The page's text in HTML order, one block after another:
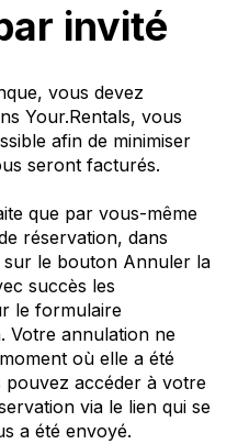
invité
vous devez
Your.Rentals, vous
afin de minimiser
seront facturés.
que par vous-même
réservation, dans
sur le bouton Annuler la
succès les
le formulaire
Votre annulation ne
où elle a été
pouvez accéder à votre
via le lien qui se
a été envoyé.